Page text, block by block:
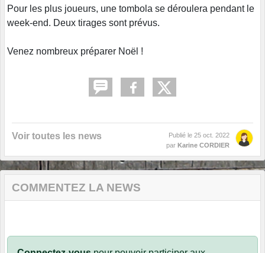
Pour les plus joueurs, une tombola se déroulera pendant le
week-end. Deux tirages sont prévus.
Venez nombreux préparer Noël !
Voir toutes les news Publié le 25 oct. 2022
par Karine CORDIER
COMMENTEZ LA NEWS